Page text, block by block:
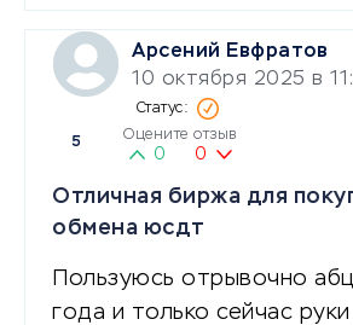
Арсений Евфратов
10 октября 2025 в
5 Оцените отзыв
0 0
Отличная биржа для
обмена юсдт
Пользуюсь отрывочно
года и только сейчас